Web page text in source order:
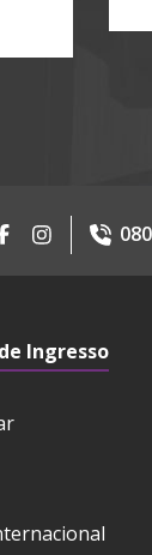
Ingresso